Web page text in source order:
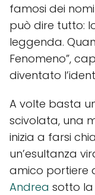
famosi dei
può dire tutto:
leggenda.
Fenomeno”,
diventato
A volte basta
scivolata, una
inizia a farsi
un’esultanza
amico portiere
Andrea sotto